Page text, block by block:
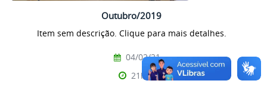
Outubro/2019
Item sem descrição. Clique para mais detalhes.
04/02/21
21h00